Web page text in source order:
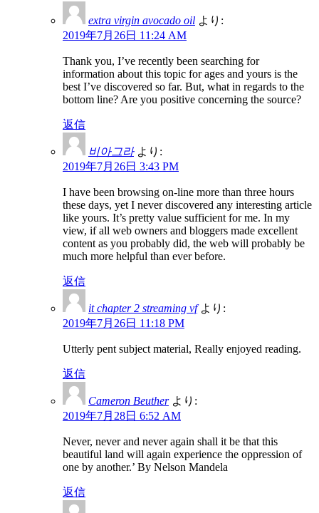
extra virgin avocado oil より:
2019年7月26日 11:24 AM
Thank you, I’ve recently been searching for
information about this topic for ages and yours is the
best I’ve discovered so far. But, what in regards to the
bottom line? Are you positive concerning the source?
返信
비아그라 より:
2019年7月26日 3:43 PM
I have been browsing on-line more than three hours
these days, yet I never discovered any interesting article
like yours. It’s pretty value sufficient for me. In my
view, if all web owners and bloggers made excellent
content as you probably did, the web will probably be
much more helpful than ever before.
返信
it chapter 2 streaming vf より:
2019年7月26日 11:18 PM
Utterly pent subject material, Really enjoyed reading.
返信
Cameron Beuther より:
2019年7月28日 6:52 AM
Never, never and never again shall it be that this
beautiful land will again experience the oppression of
one by another.’ By Nelson Mandela
返信